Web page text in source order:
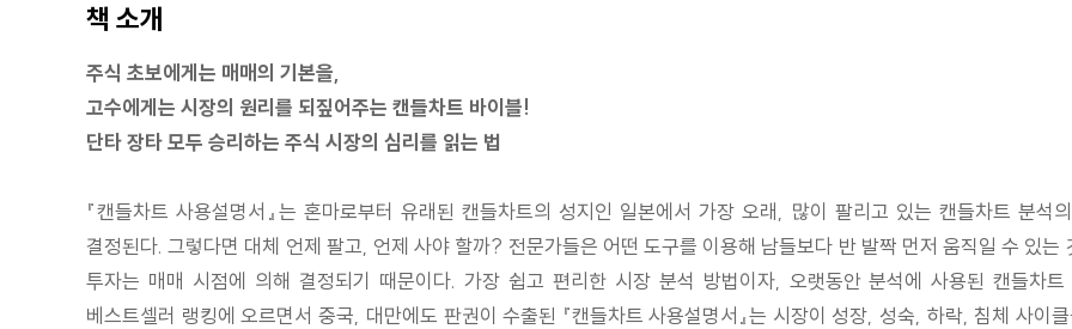
책 소개
주식 초보에게는 매매의 기본을,
고수에게는 시장의 원리를 되짚어주는 캔들차트 바이블!
단타 장타 모두 승리하는 주식 시장의 심리를 읽는 법
『캔들차트 사용설명서』는 혼마로부터 유래된 캔들차트의 성지인 일본에서 가장 오래, 많이 팔리고 있는 캔들차트 분
결정된다. 그렇다면 대체 언제 팔고, 언제 사야 할까? 전문가들은 어떤 도구를 이용해 남들보다 반 발짝 먼저 움직일 수 있는
투자는 매매 시점에 의해 결정되기 때문이다. 가장 쉽고 편리한 시장 분석 방법이자, 오랫동안 분석에 사용된 캔들차
베스트셀러 랭킹에 오르면서 중국, 대만에도 판권이 수출된 『캔들차트 사용설명서』는 시장이 성장, 성숙, 하락, 침체 사이